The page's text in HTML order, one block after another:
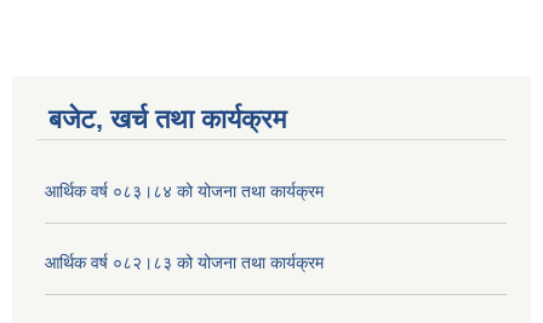
बजेट, खर्च तथा कार्यक्रम
आर्थिक वर्ष ०८३।८४ को योजना तथा कार्यक्रम
आर्थिक वर्ष ०८२।८३ को योजना तथा कार्यक्रम